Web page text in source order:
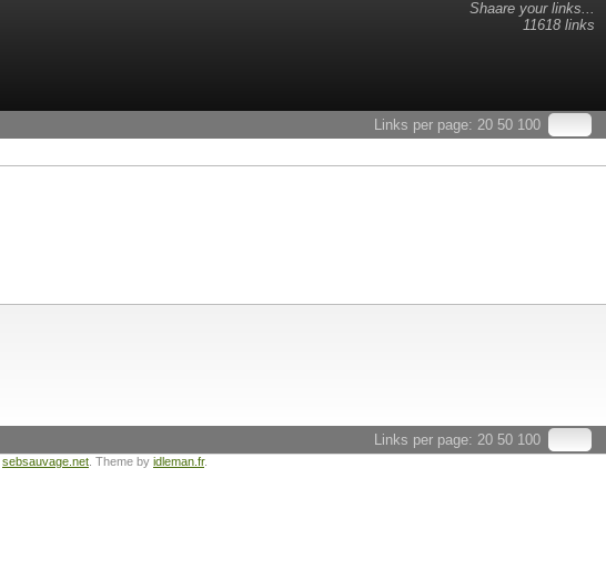
Shaare your links...
11618 links
Links per page: 20 50 100
Links per page: 20 50 100
sebsauvage.net . Theme by idleman.fr.